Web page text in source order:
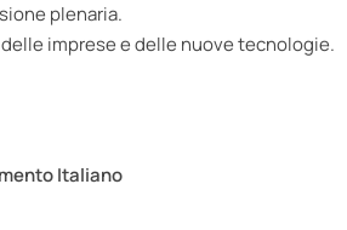
plenaria.
imprese e delle nuove tecnologie.
Italiano